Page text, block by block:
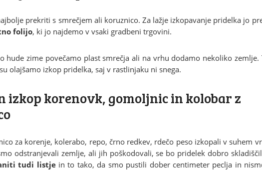
prekriti s smrečjem ali koruznico. Za lažje izkopavanje pridelka jo
folijo, ki jo najdemo v vsaki gradbeni trgovini.
hude zime povečamo plast smrečja ali na vrhu dodamo nekoliko zemlje.
olajšamo izkop pridelka, saj v rastlinjaku ni snega.
izkop korenovk, gomoljnic in kolobar z
za korenje, kolerabo, repo, črno redkev, rdečo peso izkopali v suhem
odstranjevali zemlje, ali jih poškodovali, se bo pridelek dobro
tudi listjein to tako, da smo pustili dober centimeter peclja in